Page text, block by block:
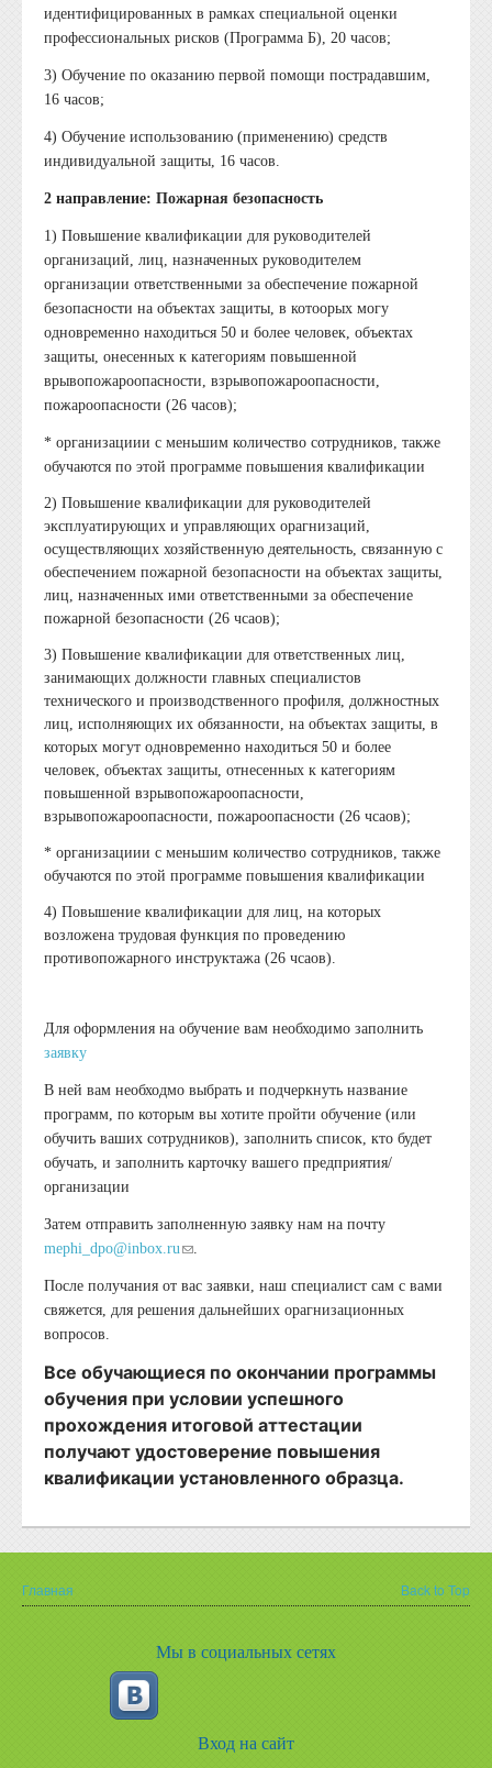
идентифицированных в рамках специальной оценки
профессиональных рисков (Программа Б), 20 часов;
3) Обучение по оказанию первой помощи пострадавшим,
16 часов;
4) Обучение использованию (применению) средств
индивидуальной защиты, 16 часов.
2 направление: Пожарная безопасность
1) Повышение квалификации для руководителей
организаций, лиц, назначенных руководителем
организации ответственными за обеспечение пожарной
безопасности на объектах защиты, в котоорых могу
одновременно находиться 50 и более человек, объектах
защиты, онесенных к категориям повышенной
врывопожароопасности, взрывопожароопасности,
пожароопасности (26 часов);
* организациии с меньшим количество сотрудников, также
обучаются по этой программе повышения квалификации
2) Повышение квалификации для руководителей
эксплуатирующих и управляющих орагнизаций,
осуществляющих хозяйственную деятельность, связанную с
обеспечением пожарной безопасности на объектах защиты,
лиц, назначенных ими ответственными за обеспечение
пожарной безопасности (26 чсаов);
3) Повышение квалификации для ответственных лиц,
занимающих должности главных специалистов
технического и производственного профиля, должностных
лиц, исполняющих их обязанности, на объектах защиты, в
которых могут одновременно находиться 50 и более
человек, объектах защиты, отнесенных к категориям
повышенной взрывопожароопасности,
взрывопожароопасности, пожароопасности (26 чсаов);
* организациии с меньшим количество сотрудников, также
обучаются по этой программе повышения квалификации
4) Повышение квалификации для лиц, на которых
возложена трудовая функция по проведению
противопожарного инструктажа (26 чсаов).
Для оформления на обучение вам необходимо заполнить
заявку
В ней вам необходмо выбрать и подчеркнуть название
программ, по которым вы хотите пройти обучение (или
обучить ваших сотрудников), заполнить список, кто будет
обучать, и заполнить карточку вашего предприятия/
организации
Затем отправить заполненную заявку нам на почту
mephi_dpo@inbox.ru(link sends e-mail)
.
После получания от вас заявки, наш специалист сам с вами
свяжется, для решения дальнейших орагнизационных
вопросов.
Все обучающиеся по окончании программы
обучения при условии успешного
прохождения итоговой аттестации
получают удостоверение повышения
квалификации установленного образца.
Вы здесь
Главная Back to Top
Мы в социальных сетях
Вход на сайт